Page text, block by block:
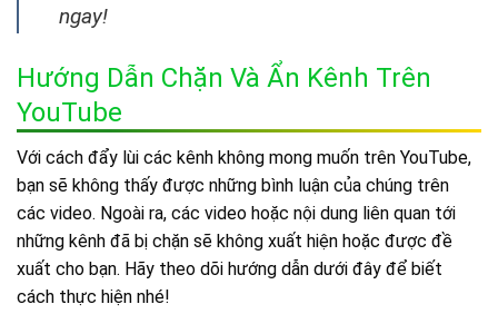
ngay!
Hướng Dẫn Chặn Và Ẩn Kênh Trên
YouTube
Với cách đẩy lùi các kênh không mong muốn trên YouTube,
bạn sẽ không thấy được những bình luận của chúng trên
các video. Ngoài ra, các video hoặc nội dung liên quan tới
những kênh đã bị chặn sẽ không xuất hiện hoặc được đề
xuất cho bạn. Hãy theo dõi hướng dẫn dưới đây để biết
cách thực hiện nhé!